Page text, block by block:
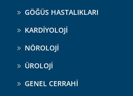
GÖĞÜS HASTALIKLARI
KARDİYOLOJİ
NÖROLOJİ
ÜROLOJİ
GENEL CERRAHİ